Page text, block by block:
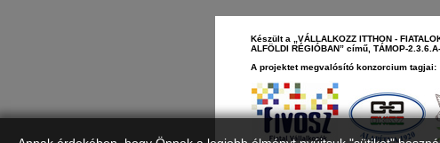
Készült a „VÁLLALKOZZ ITTHON -
ALFÖLDI RÉGIÓBAN” című, TÁMOP-
A projektet megvalósító konzorcium tagjai: